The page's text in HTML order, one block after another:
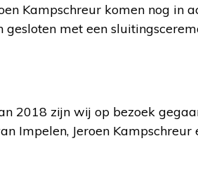
Kampschreur komen nog in
met een
2018 zijn wij op bezoek
Impelen, Jeroen Kampschreur